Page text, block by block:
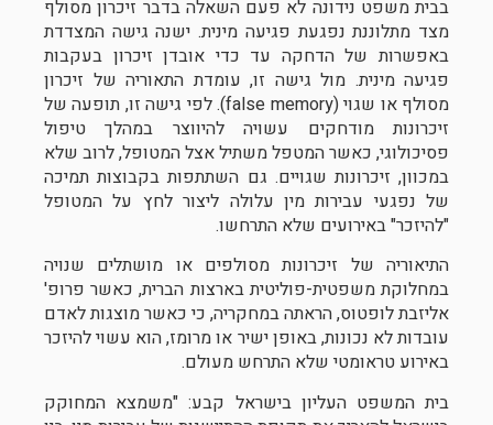
בבית משפט נידונה לא פעם השאלה בדבר זיכרון מסולף
מצד מתלוננת נפגעת פגיעה מינית. ישנה גישה המצדדת
באפשרות של הדחקה עד כדי אובדן זיכרון בעקבות
פגיעה מינית. מול גישה זו, עומדת התאוריה של זיכרון
מסולף או שגוי (false memory). לפי גישה זו, תופעה של
זיכרונות מודחקים עשויה להיווצר במהלך טיפול
פסיכולוגי, כאשר המטפל משתיל אצל המטופל, לרוב שלא
במכוון, זיכרונות שגויים. גם השתתפות בקבוצות תמיכה
של נפגעי עבירות מין עלולה ליצור לחץ על המטופל
"להיזכר" באירועים שלא התרחשו.
התיאוריה של זיכרונות מסולפים או מושתלים שנויה
במחלוקת משפטית-פוליטית בארצות הברית, כאשר פרופ'
אליזבת לופטוס, הראתה במחקריה, כי כאשר מוצגות לאדם
עובדות לא נכונות, באופן ישיר או מרומז, הוא עשוי להיזכר
באירוע טראומטי שלא התרחש מעולם.
בית המשפט העליון בישראל קבע: "משמצא המחוקק